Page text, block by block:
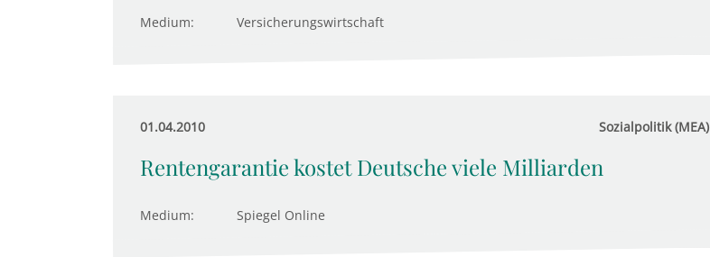
Medium: Versicherungswirtschaft
01.04.2010 Sozialpolitik (MEA)
Rentengarantie kostet Deutsche viele Milliarden
Medium: Spiegel Online